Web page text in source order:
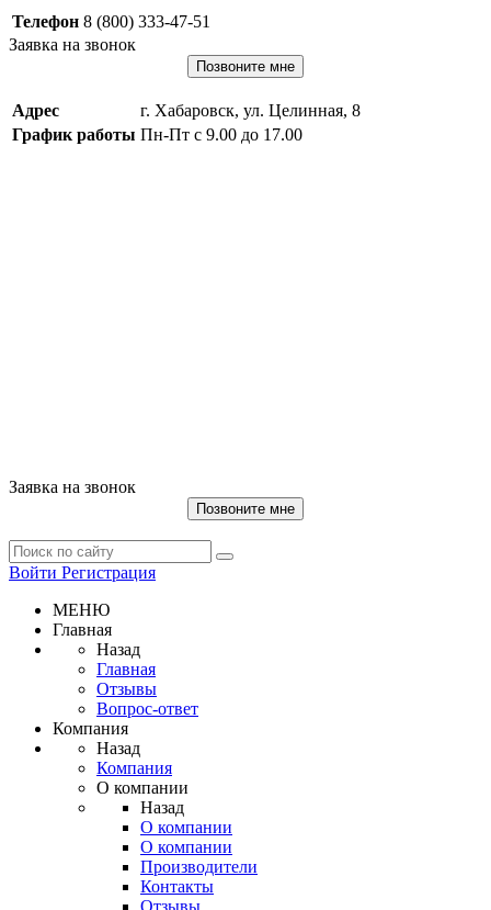
Телефон 8 (800) 333-47-51
Заявка на звонок
Позвоните мне
Адрес
г. Хабаровск, ул. Целинная, 8
График работы Пн-Пт с 9.00 до 17.00
Заявка на звонок
Позвоните мне
Войти Регистрация
МЕНЮ
Главная
Назад
Главная
Отзывы
Вопрос-ответ
Компания
Назад
Компания
О компании
Назад
О компании
О компании
Производители
Контакты
Отзывы